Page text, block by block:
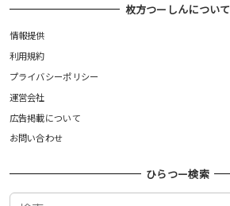
枚方つーしんについて
情報提供
利用規約
プライバシーポリシー
運営会社
広告掲載について
お問い合わせ
ひらつー検索
検